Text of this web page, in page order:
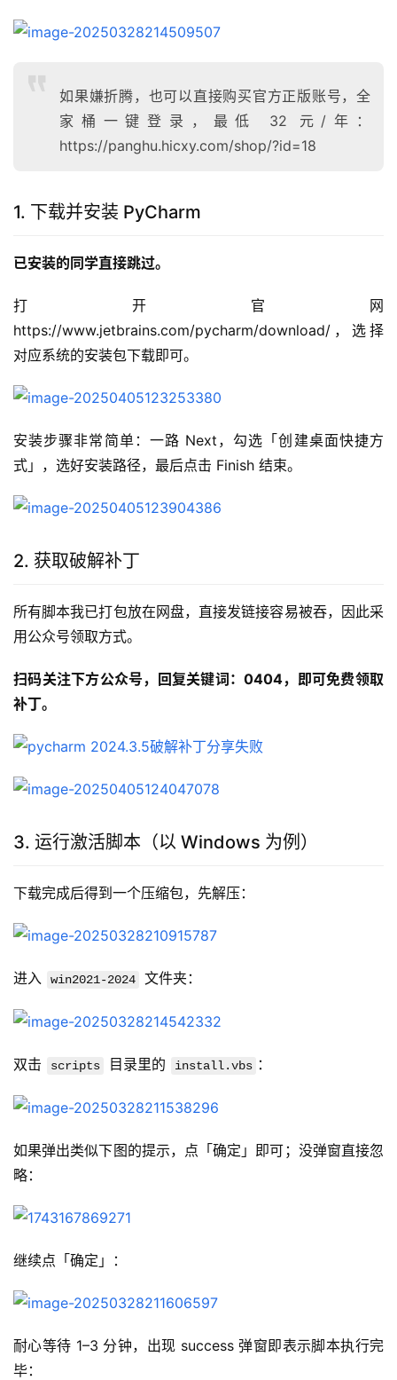
如果嫌折腾，也可以直接购买官方正版账号，全
家桶一键登录，最低 32 元/年：
https://panghu.hicxy.com/shop/?id=18
1. 下载并安装 PyCharm
已安装的同学直接跳过。
打开官网
https://www.jetbrains.com/pycharm/download/，选择
对应系统的安装包下载即可。
安装步骤非常简单：一路 Next，勾选「创建桌面快捷方
式」，选好安装路径，最后点击 Finish 结束。
2. 获取破解补丁
所有脚本我已打包放在网盘，直接发链接容易被吞，因此采
用公众号领取方式。
扫码关注下方公众号，回复关键词：0404，即可免费领取
补丁。
3. 运行激活脚本（以 Windows 为例）
下载完成后得到一个压缩包，先解压：
进入 win2021-2024 文件夹：
双击 scripts 目录里的 install.vbs ：
如果弹出类似下图的提示，点「确定」即可；没弹窗直接忽
略：
继续点「确定」：
耐心等待 1–3 分钟，出现 success 弹窗即表示脚本执行完
毕：